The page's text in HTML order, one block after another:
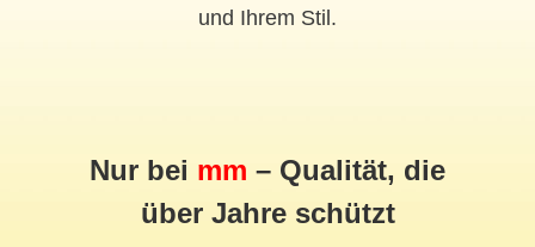
und Ihrem Stil.
Nur bei mm – Qualität, die
über Jahre schützt